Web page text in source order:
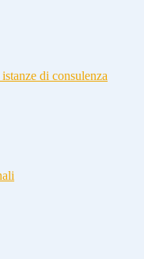
di consulenza